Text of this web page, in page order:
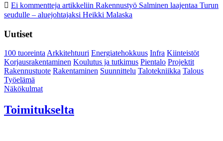
Ei kommentteja artikkeliin Rakennustyö Salminen laajentaa Turun
seudulle – aluejohtajaksi Heikki Malaska
Uutiset
100 tuoreintaArkkitehtuuri Energiatehokkuus Infra Kiinteistöt
Korjausrakentaminen Koulutus ja tutkimus Pientalo Projektit
Rakennustuote Rakentaminen Suunnittelu Talotekniikka Talous
Työelämä
Näkökulmat
Toimitukselta